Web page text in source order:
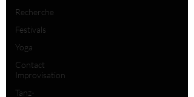
Recherche
Festivals
Yoga
Contact
Improvisation
Tanz-